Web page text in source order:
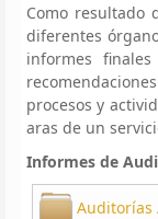
Como resultado
diferentes
informes
procesos y
aras de un
Informes de
Auditorías